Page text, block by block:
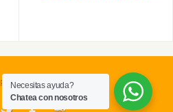
PARABOLA&WORDPRESS.
Necesitas ayuda?
Chatea con nosotros